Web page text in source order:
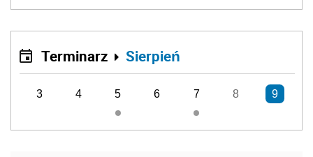
Terminarz Sierpień
3 4 5 6 7 8 9